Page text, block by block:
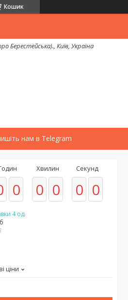
Кошик
Берестейська)., Київ, Україна
нам в Telegram
0
Хвилин
0 0
Секунд
0 0
4 од.
ціни